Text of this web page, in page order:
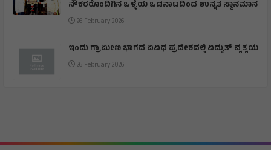
ನೌಕರರೊಂದಿಗಿನ ಒಳ್ಳೆಯ ಒಡನಾಟದಿಂದ ಉನ್ನತ ಸ್ಥಾನಮಾನ
26 February 2026
ಇಂದು ಗ್ರಾಮೀಣ ಭಾಗದ ವಿವಿಧ ಪ್ರದೇಶದಲ್ಲಿ ವಿದ್ಯುತ್ ವ್ಯತ್ಯಯ
26 February 2026